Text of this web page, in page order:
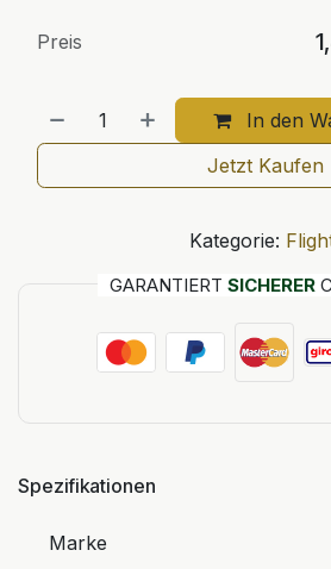
In den
Preis
Jetzt Kaufen
Kategorie:
GARANTIERT SICHERER
Spezifikationen
Marke